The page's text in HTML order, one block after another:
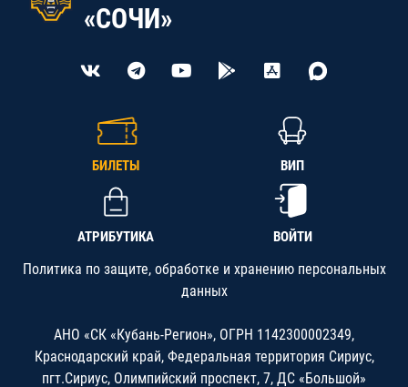
«СОЧИ»
БИЛЕТЫ ВИП
АТРИБУТИКА ВОЙТИ
Политика по защите, обработке и хранению персональных
данных
АНО «СК «Кубань-Регион», ОГРН 1142300002349,
Краснодарский край, Федеральная территория Сириус,
пгт.Сириус, Олимпийский проспект, 7, ДС «Большой»